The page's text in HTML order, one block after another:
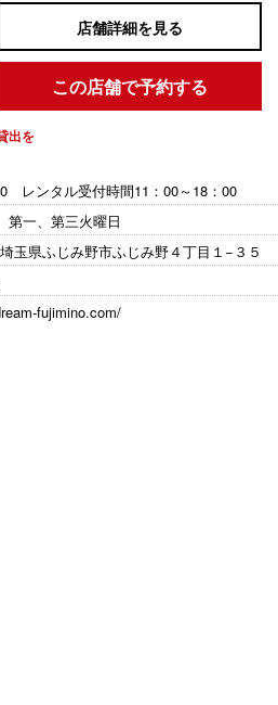
店舗詳細を見る
この店舗で予約する
出を
レンタル受付時間11：00～18：00
一、第三火曜日
玉県ふじみ野市ふじみ野４丁目１−３５
fujimino.com/